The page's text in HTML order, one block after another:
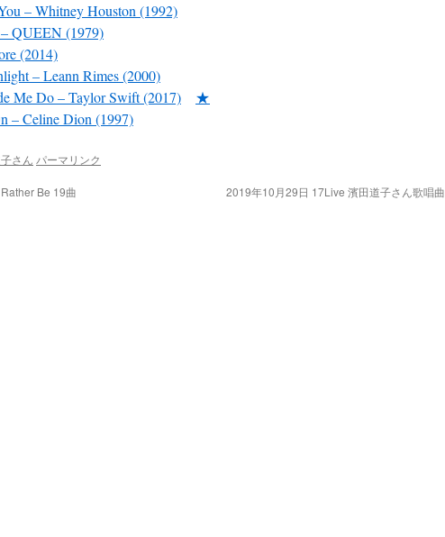
– Whitney Houston (1992)
QUEEN (1979)
(2014)
– Leann Rimes (2000)
Me Do – Taylor Swift (2017)
★
– Celine Dion (1997)
さん パーマリンク
Be 19曲 2019年10月29日 17Live 濱田道子さん歌唱曲